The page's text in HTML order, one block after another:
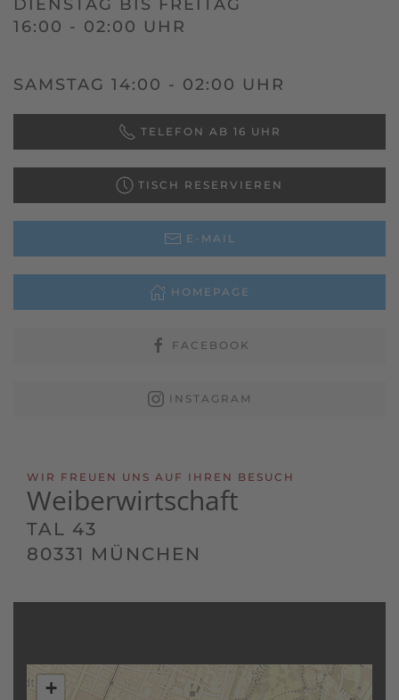
DIENSTAG BIS FREITAG
16:00 - 02:00 UHR
SAMSTAG 14:00 - 02:00 UHR
TELEFON AB 16 UHR
TISCH RESERVIEREN
E-MAIL
HOMEPAGE
FACEBOOK
INSTAGRAM
WIR FREUEN UNS AUF IHREN BESUCH
Weiberwirtschaft
TAL 43
80331 MÜNCHEN
+